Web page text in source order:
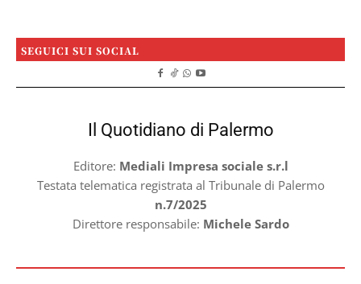
SEGUICI SUI SOCIAL
Il Quotidiano di Palermo
Editore: Mediali Impresa sociale s.r.l
Testata telematica registrata al Tribunale di Palermo
n.7/2025
Direttore responsabile: Michele Sardo